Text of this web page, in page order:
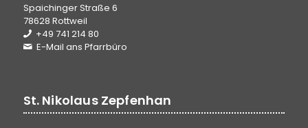
Spaichinger Straße 6
78628 Rottweil
+49 741 214 80
E-Mail ans Pfarrbüro
St. Nikolaus Zepfenhan